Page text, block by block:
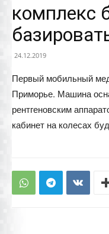
комплекс
24.12.2019
Первый мобильный
Приморье. Машина
рентгеновским
кабинет на колесах